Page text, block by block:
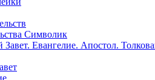
Символик
Евангелие. Апостол.